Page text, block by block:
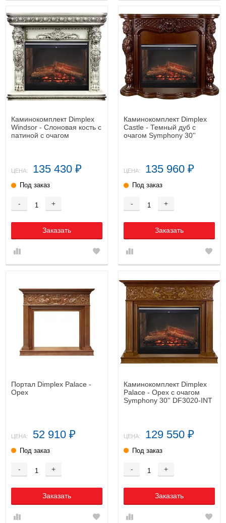
Каминокомплект Dimplex
Windsor - Слоновая кость с
патиной с очагом
ЦЕНА: 135 430 ₽
Под заказ
- +
Заказать
Каминокомплект Dimplex
Castle - Темный дуб с
очагом Symphony 30''
ЦЕНА: 135 960 ₽
Под заказ
- +
Заказать
Портал Dimplex Palace -
Орех
ЦЕНА: 52 910 ₽
Под заказ
- +
Заказать
Каминокомплект Dimplex
Palace - Орех с очагом
Symphony 30'' DF3020-INT
ЦЕНА: 129 550 ₽
Под заказ
- +
Заказать